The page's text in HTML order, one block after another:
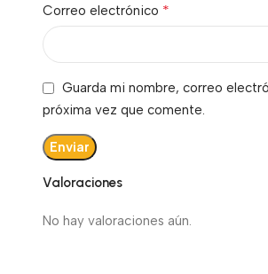
Valoraciones
No hay valoraciones aún.
Correo electrónico *
Guarda mi nombre, correo
próxima vez que comente.